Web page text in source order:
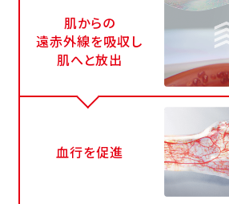
肌からの
遠赤外線を吸収し
肌へと放出
血行を促進